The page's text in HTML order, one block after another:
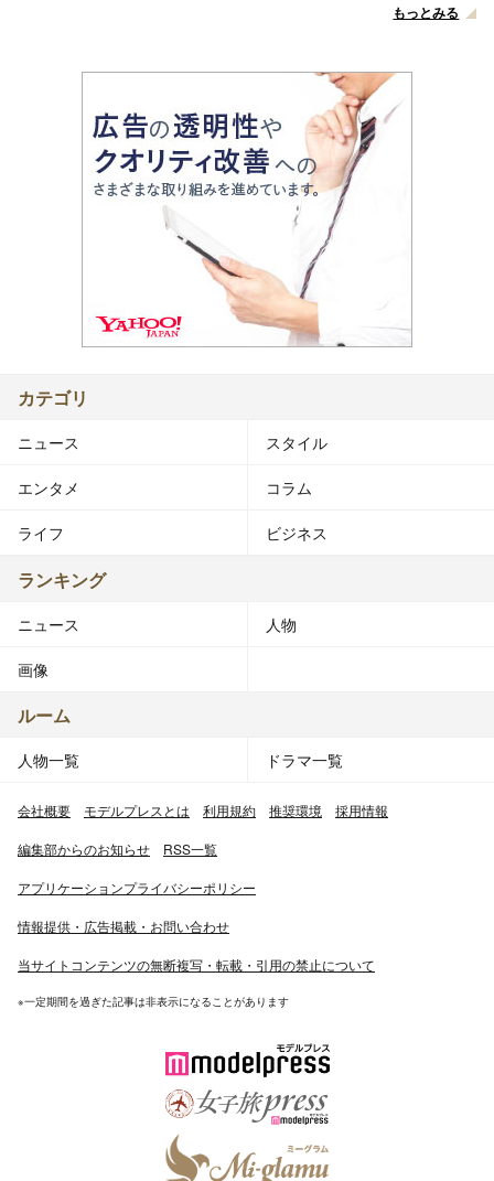
もっとみる
カテゴリ
ニュース スタイル
エンタメ コラム
ライフ ビジネス
ランキング
ニュース 人物
画像
ルーム
人物一覧 ドラマ一覧
会社概要 モデルプレスとは 利用規約 推奨環境 採用情報
編集部からのお知らせ RSS一覧
アプリケーションプライバシーポリシー
情報提供・広告掲載・お問い合わせ
当サイトコンテンツの無断複写・転載・引用の禁止について
※一定期間を過ぎた記事は非表示になることがあります